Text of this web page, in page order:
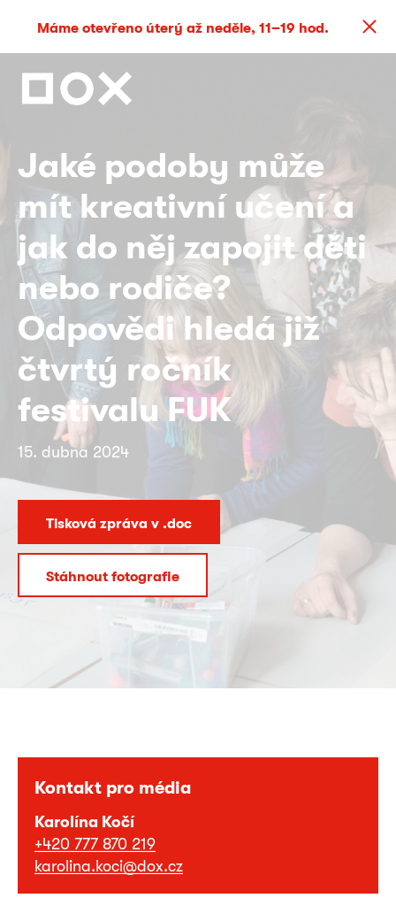
Máme otevřeno úterý až neděle, 11–19 hod.
Jaké podoby může
mít kreativní učení a
jak do něj zapojit děti
nebo rodiče?
Odpovědi hledá již
čtvrtý ročník
festivalu FUK
15. dubna 2024
Tisková zpráva v .doc
Stáhnout fotografie
Kontakt pro média
Karolína Kočí
+420 777 870 219
karolina.koci@dox.cz